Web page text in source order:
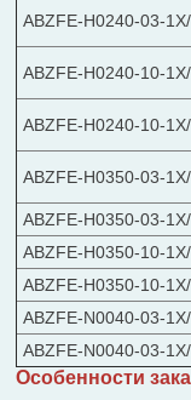
ABZFE-H0240-03-
ABZFE-H0240-10-
ABZFE-H0240-10-
ABZFE-H0350-03-
ABZFE-H0350-03-
ABZFE-H0350-10-
ABZFE-H0350-10-
ABZFE-N0040-03-
ABZFE-N0040-03-
Особенности